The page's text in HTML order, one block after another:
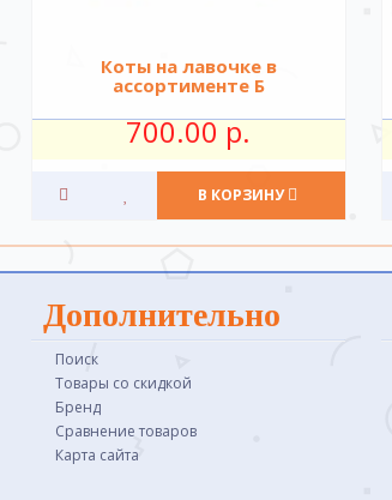
Коты на лавочке в
ассортименте Б
700.00 р.
В КОРЗИНУ
Дополнительно
Поиск
Товары со скидкой
Бренд
Сравнение товаров
Карта сайта